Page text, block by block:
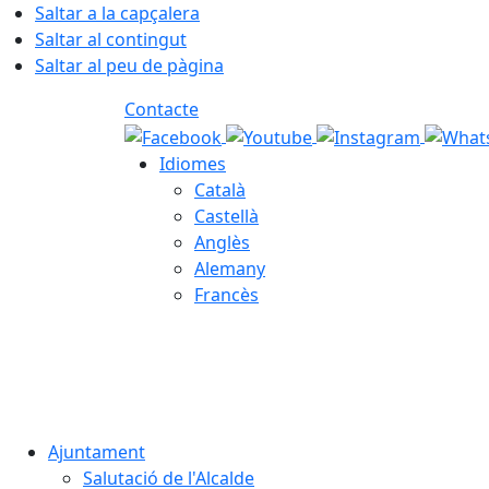
Saltar a la capçalera
Saltar al contingut
Saltar al peu de pàgina
Contacte
Idiomes
Català
Castellà
Anglès
Alemany
Francès
Ajuntament
Salutació de l'Alcalde